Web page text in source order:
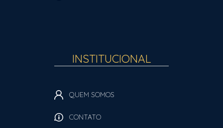
INSTITUCIONAL
QUEM SOMOS
CONTATO